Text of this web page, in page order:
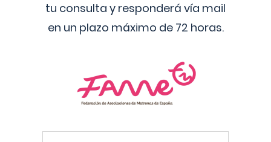
tu consulta y responderá vía mail
en un plazo máximo de 72 horas.